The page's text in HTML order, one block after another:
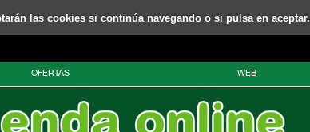
las cookies si continúa navegando o si pulsa en aceptar.
OFERTAS WEB